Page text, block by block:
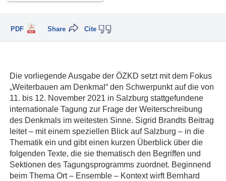
PDF Cite
Share
Die vorliegende Ausgabe der ÖZKD setzt mit dem Fokus
„Weiterbauen am Denkmal“ den Schwerpunkt auf die von
11. bis 12. November 2021 in Salzburg stattgefundene
internationale Tagung zur Frage der Weiterschreibung
des Denkmals im weitesten Sinne. Sigrid Brandts Beitrag
leitet – mit einem speziellen Blick auf Salzburg – in die
Thematik ein und gibt einen kurzen Überblick über die
folgenden Texte, die sie thematisch den Begriffen und
Sektionen des Tagungsprogramms zuordnet. Beginnend
beim Thema Ort – Ensemble – Kontext wirft Bernhard